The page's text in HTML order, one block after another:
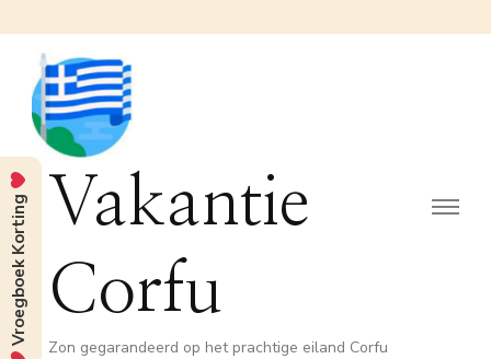
Vakantie
Corfu
Zon gegarandeerd op het prachtige eiland Corfu
Vroegboek Korting